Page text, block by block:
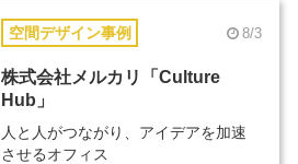
空間デザイン事例 8/3
株式会社メルカリ「Culture
Hub」
人と人がつながり、アイデアを加速
させるオフィス